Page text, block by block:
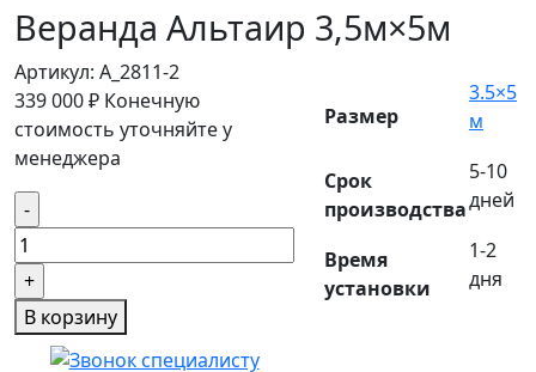
Веранда Альтаир 3,5м×5м
Артикул: A_2811-2
339 000₽ Конечную
стоимость уточняйте у
менеджера
Количество
товара
Веранда
Альтаир
3,5м×5м
В корзину
Размер
3.5×5
м
Срок
производства
5-10
дней
Время
установки
1-2
дня